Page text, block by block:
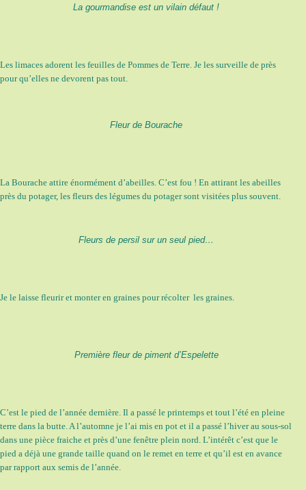
La gourmandise est un vilain défaut !
Les limaces adorent les feuilles de Pommes de Terre. Je les surveille de près
pour qu’elles ne devorent pas tout.
Fleur de Bourache
La Bourache attire énormément d’abeilles. C’est fou ! En attirant les abeilles
près du potager, les fleurs des légumes du potager sont visitées plus souvent.
Fleurs de persil sur un seul pied…
Je le laisse fleurir et monter en graines pour récolter les graines.
Première fleur de piment d’Espelette
C’est le pied de l’année dernière. Il a passé le printemps et tout l’été en pleine
terre dans la butte. A l’automne je l’ai mis en pot et il a passé l’hiver au sous-sol
dans une pièce fraiche et près d’une fenêtre plein nord. L’intérêt c’est que le
pied a déjà une grande taille quand on le remet en terre et qu’il est en avance
par rapport aux semis de l’année.